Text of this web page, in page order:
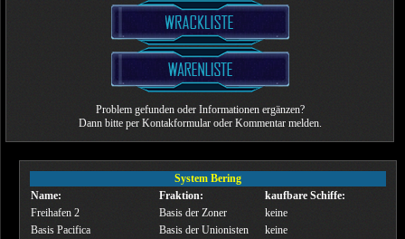
Problem gefunden oder Informationen ergänzen?
Dann bitte per Kontakformular oder Kommentar melden.
System Bering
Name:
Fraktion:
kaufbare Schiffe:
Freihafen 2
Basis der Zoner
keine
Basis Pacifica
Basis der Unionisten
keine